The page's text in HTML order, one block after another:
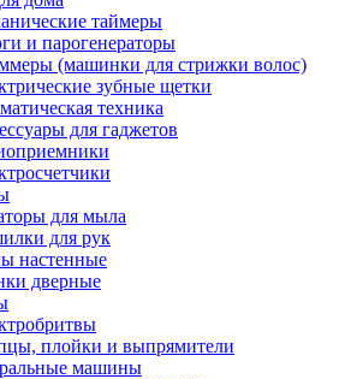
таймеры
и парогенераторы
(машинки для стрижки волос)
зубные щетки
техника
для гаджетов
для мыла
для рук
настенные
дверные
плойки и выпрямители
машины